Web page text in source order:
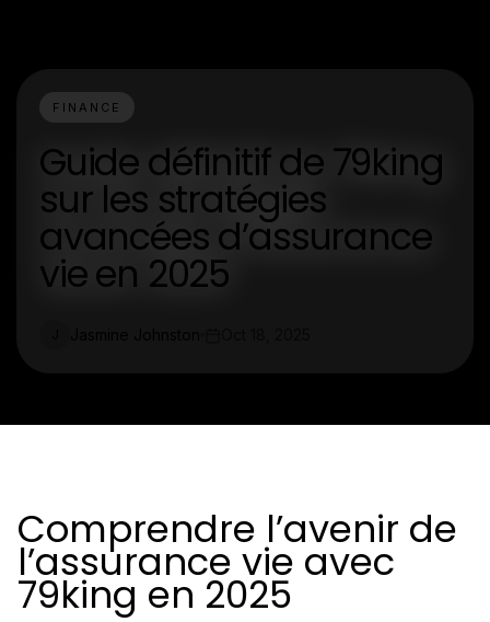
FINANCE
Guide définitif de 79king
sur les stratégies
avancées d’assurance
vie en 2025
Comprendre l’avenir de
l’assurance vie avec
79king en 2025